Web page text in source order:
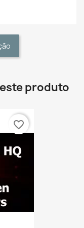
produto
favorite_border